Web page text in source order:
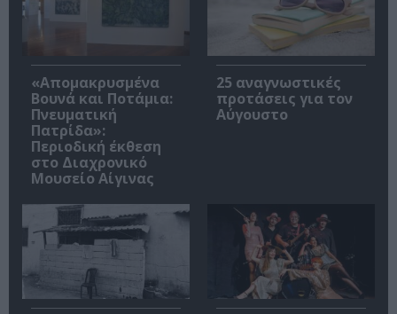
«Απομακρυσμένα
Βουνά και Ποτάμια:
Πνευματική
Πατρίδα»:
Περιοδική έκθεση
στο Διαχρονικό
Μουσείο Αίγινας
25 αναγνωστικές
προτάσεις για τον
Αύγουστο